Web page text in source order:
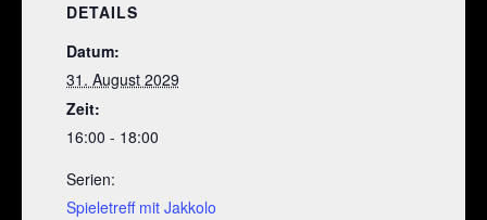
DETAILS
Datum:
31. August 2029
Zeit:
16:00 - 18:00
Serien:
Spieletreff mit Jakkolo